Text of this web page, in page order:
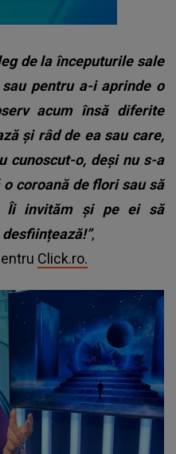
de la începuturile sale
pentru a-i aprinde o
acum însă diferite
și râd de ea sau care,
cunoscut-o, deși nu s-a
coroană de flori sau să
Îi invităm și pe ei să
,
Click.ro.